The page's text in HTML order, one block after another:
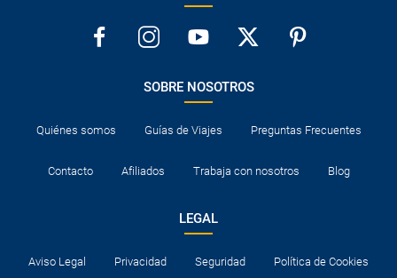
SOBRE NOSOTROS
Quiénes somos Guías de Viajes Preguntas Frecuentes
Contacto Afiliados Trabaja con nosotros Blog
LEGAL
Aviso Legal Privacidad Seguridad Política de Cookies